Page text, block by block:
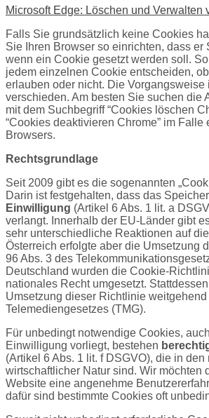
Microsoft Edge: Löschen und Verwalten
Falls Sie grundsätzlich keine Cookies
Sie Ihren Browser so einrichten, dass er
wenn ein Cookie gesetzt werden soll.
jedem einzelnen Cookie entscheiden,
erlauben oder nicht. Die Vorgangsweise
verschieden. Am besten Sie suchen die
mit dem Suchbegriff “Cookies löschen
“Cookies deaktivieren Chrome” im Falle
Browsers.
Rechtsgrundlage
Seit 2009 gibt es die sogenannten
Darin ist festgehalten, dass das
Einwilligung (Artikel 6 Abs. 1 lit. a
verlangt. Innerhalb der EU-Länder gibt
sehr unterschiedliche Reaktionen auf
Österreich erfolgte aber die Umsetzung
96 Abs. 3 des
Deutschland wurden die Cookie-
nationales Recht umgesetzt.
Umsetzung dieser Richtlinie
Telemediengesetzes (TMG).
Für unbedingt notwendige Cookies,
Einwilligung vorliegt, bestehen
(Artikel 6 Abs. 1 lit. f DSGVO), die in
wirtschaftlicher Natur sind. Wir möchten
Website eine angenehme
dafür sind bestimmte Cookies oft